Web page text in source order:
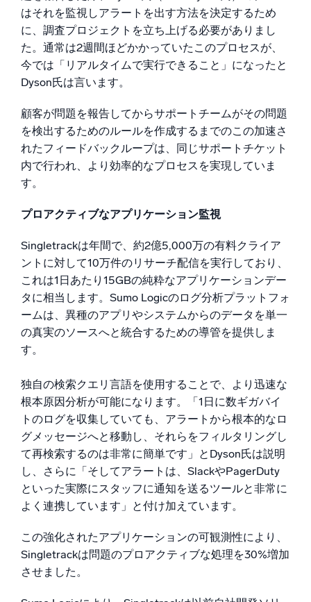
はそれを監視しアラートを出す方法を決定するため
に、調査プロジェクトを立ち上げる必要がありまし
た。通常は2週間ほどかかっていたこのプロセスが、
今では「リアルタイムで実行できること」になったと
Dyson氏は言います。
顧客が問題を報告してからサポートチームがその問題
を検出するためのルールを作成するまでのこの加速さ
れたフィードバックループは、同じサポートチケット
内で行われ、より効率的なプロセスを実現していま
す。
プロアクティブなアプリケーション監視
Singletrackは年間で、約2億5,000万の有料クライア
ントに対して10万件のリサーチ配信を実行しており、
これは1日あたり15GBの純粋なアプリケーションデー
タに相当します。Sumo Logicのログ分析プラットフォ
ームは、異種のアプリやシステムからのデータを単一
の真実のソースへと統合するための導管を提供しま
す。
独自の検索クエリ言語を使用することで、より迅速な
根本原因分析が可能になります。「1日に数ギガバイ
トのログを収集していても、アラートから根本的なロ
グメッセージへと移動し、それらをフィルタリングし
て再検索するのは非常に簡単です」とDyson氏は説明
し、さらに「そしてアラートは、SlackやPagerDuty
といった実際にスタッフに通知を送るツールと非常に
よく連携しています」と付け加えています。
この強化されたアプリケーションの可観測性により、
Singletrackは問題のプロアクティブな処理を30%増加
させました。